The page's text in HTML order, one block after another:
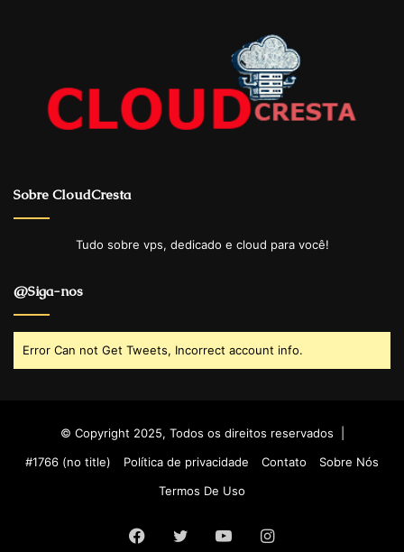
Sobre CloudCresta
Tudo sobre vps, dedicado e cloud para você!
@Siga-nos
Error Can not Get Tweets, Incorrect account info.
© Copyright 2025, Todos os direitos reservados |
#1766 (no title)
Política de privacidade Contato
Sobre Nós
Termos De Uso
Facebook
Twitter YouTubeInstagram